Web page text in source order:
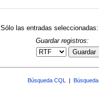
Sólo las entradas seleccionadas:
Guardar registros:
Guardar
Búsqueda CQL